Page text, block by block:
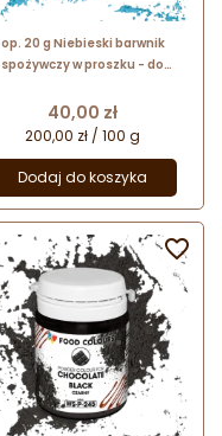
op. 20 g Niebieski barwnik
spożywczy w proszku - do
tłuszczu - WS-P-220 Food
Colours
Cena
40,00 zł
200,00 zł / 100 g
Dodaj do koszyka
